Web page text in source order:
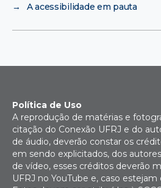
→
A acessibilidade em pauta
Política de Uso
A reprodução de matérias e
citação do Conexão UFRJ e do
de áudio, deverão constar os
em sendo explicitados, dos
de vídeo, esses créditos deverão
UFRJ no YouTube e, caso